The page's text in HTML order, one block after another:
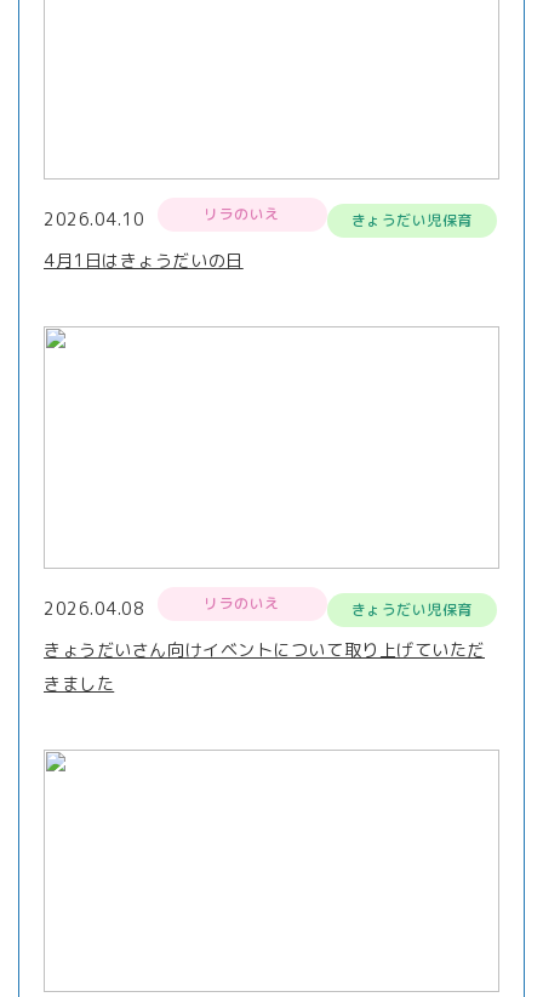
2026.04.10 リラのいえ きょうだい児保育
4月1日はきょうだいの日
2026.04.08 リラのいえ きょうだい児保育
きょうだいさん向けイベントについて取り上げていただ
きました